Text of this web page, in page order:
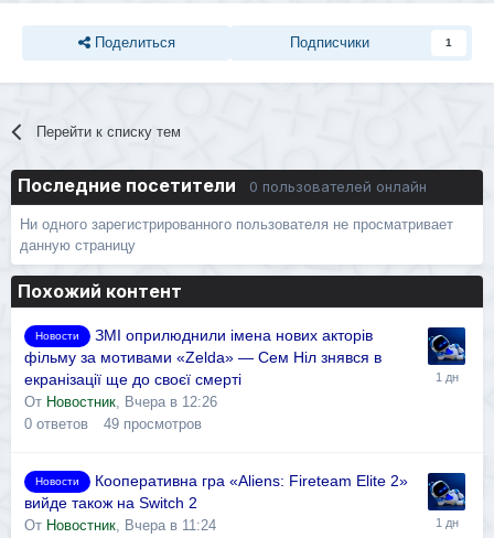
Поделиться Подписчики 1
Перейти к списку тем
Последние посетители 0 пользователей онлайн
Ни одного зарегистрированного пользователя не просматривает
данную страницу
Похожий контент
Новости
ЗМІ оприлюднили імена нових акторів
фільму за мотивами «Zelda» — Сем Ніл знявся в
екранізації ще до своєї смерті
От Новостник
Вчера в 12:26
0 ответов 49 просмотров
Новости
Кооперативна гра «Aliens: Fireteam Elite 2»
вийде також на Switch 2
От Новостник, Вчера в 11:24